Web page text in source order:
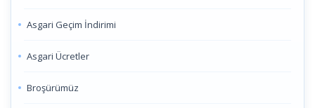
Asgari Geçim İndirimi
Asgari Ücretler
Broşürümüz